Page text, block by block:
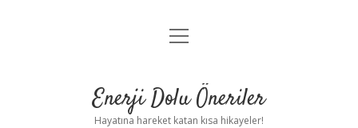
Anasayfa
Yasal Uyarı
menüyü
Enerji Dolu Öneriler
Hayatına hareket katan kısa hikayeler!